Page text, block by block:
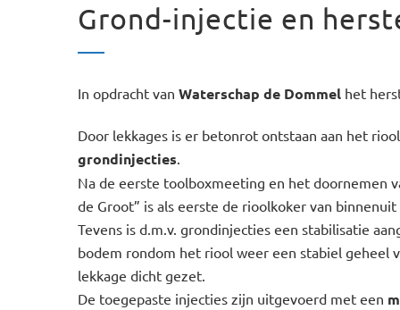
Grond-injectie en
In opdracht van Waterschap de Dommel het
Door lekkages is er betonrot ontstaan aan het
grondinjecties.
Na de eerste toolboxmeeting en het doornemen
de Groot” is als eerste de rioolkoker van
Tevens is d.m.v. grondinjecties een stabilisatie
bodem rondom het riool weer een stabiel geheel
lekkage dicht gezet.
De toegepaste injecties zijn uitgevoerd met een